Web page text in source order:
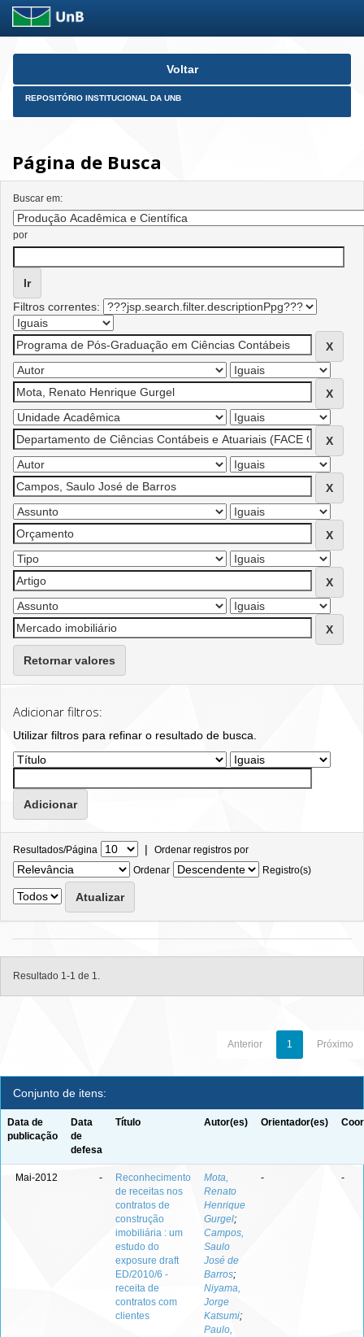
Skip
Voltar
REPOSITÓRIO INSTITUCIONAL DA UNB
Página de Busca
Buscar em:
por
Filtros correntes:
Retornar valores
Adicionar filtros:
Utilizar filtros para refinar o resultado de busca.
Resultados/Página | Ordenar registros por
Ordenar
Registro(s)
Resultado 1-1 de 1.
Anterior 1 Próximo
Conjunto de itens:
Data de
publicação
Data
de
defesa
Título Autor(es) Orientador(es)
Mai-2012 -
Reconhecimento
de receitas nos
contratos de
construção
imobiliária : um
estudo do
exposure draft
ED/2010/6 -
receita de
contratos com
clientes
Mota,
Renato
Henrique
Gurgel;
Campos,
Saulo
José de
Barros;
Niyama,
Jorge
Katsumi;
Paulo,
- -